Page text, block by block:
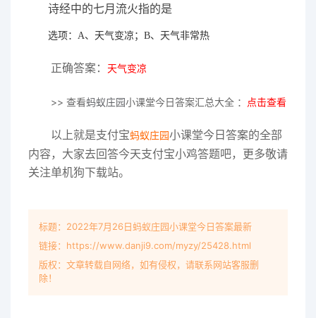
诗经中的七月流火指的是
选项：A、天气变凉；B、天气非常热
正确答案： 天气变凉
>> 查看蚂蚁庄园小课堂今日答案汇总大全 ： 点击查看
以上就是支付宝蚂蚁庄园小课堂今日答案的全部
内容，大家去回答今天支付宝小鸡答题吧，更多敬请
关注单机狗下载站。
标题：2022年7月26日蚂蚁庄园小课堂今日答案最新
链接：https://www.danji9.com/myzy/25428.html
版权：文章转载自网络，如有侵权，请联系网站客服删
除！